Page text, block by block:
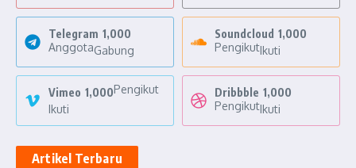
Telegram 1,000
AnggotaGabung
Soundcloud 1,000
PengikutIkuti
Vimeo 1,000Pengikut
Ikuti
Dribbble 1,000
PengikutIkuti
Artikel Terbaru